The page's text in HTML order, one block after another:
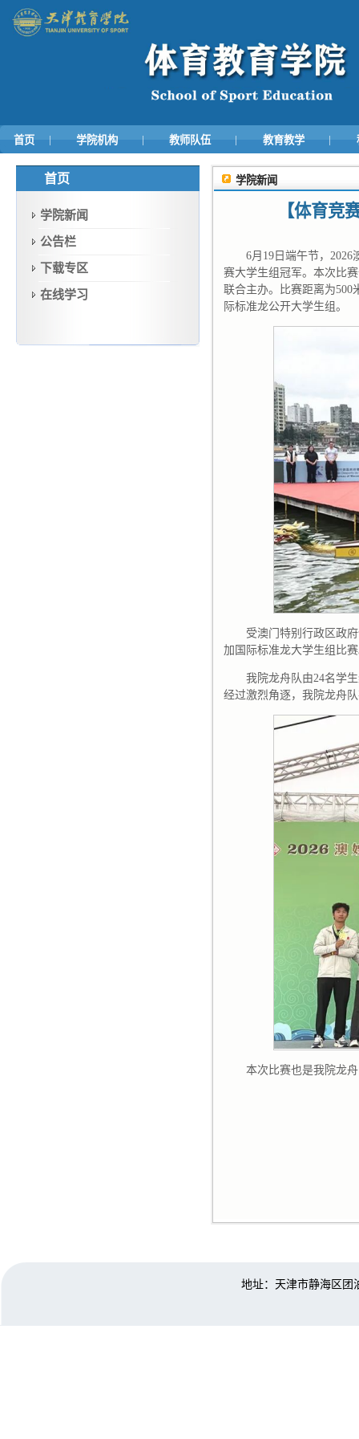
首页 | 学院机构 | 教师队伍 | 教育教学 |
首页
学院新闻
公告栏
下载专区
在线学习
学院新闻
【体育竞
6月19日端午节，
赛大学生组冠军。本次比
联合主办。比赛距离为500
际标准龙公开大学生组。
受澳门特别行政区政
加国际标准龙大学生组比
我院龙舟队由24名学
经过激烈角逐，我院龙舟
本次比赛也是我院龙
地址：天津市静海区团